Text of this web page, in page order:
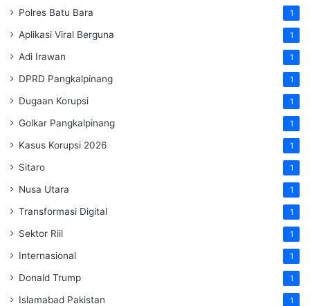
Polres Batu Bara 1
Aplikasi Viral Berguna 1
Adi Irawan 1
DPRD Pangkalpinang 1
Dugaan Korupsi 1
Golkar Pangkalpinang 1
Kasus Korupsi 2026 1
Sitaro 1
Nusa Utara 1
Transformasi Digital 1
Sektor Riil 1
Internasional 1
Donald Trump 1
Islamabad Pakistan 1